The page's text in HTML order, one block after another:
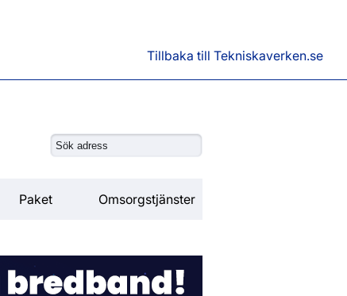
Tillbaka till Tekniskaverken.se
Paket Omsorgstjänster